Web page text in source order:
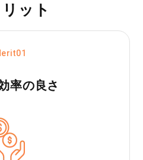
ット
率の良さ